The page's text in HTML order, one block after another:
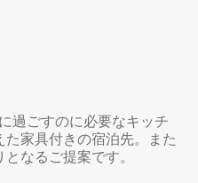
過ごすのに必要なキッチ
家具付きの宿泊先。また
なるご提案です。